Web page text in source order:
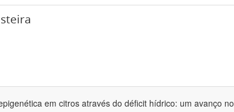
em citros através do déficit hídrico: um avanço no